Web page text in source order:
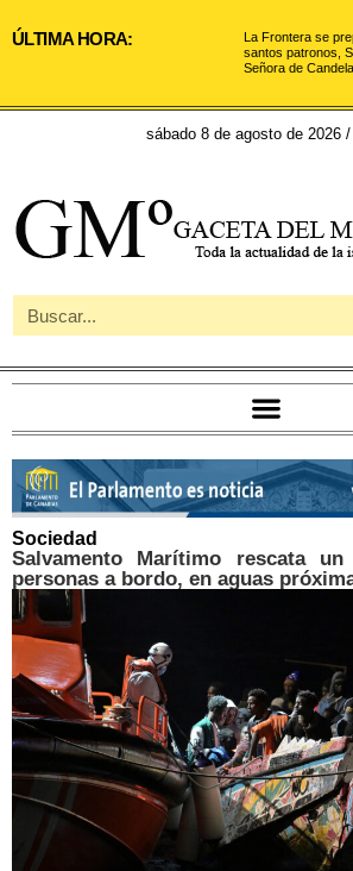
ÚLTIMA HORA:
La Frontera se
santos patronos,
Señora de
sábado 8 de agosto de 2026
Sociedad
Salvamento Marítimo rescata
personas a bordo, en aguas